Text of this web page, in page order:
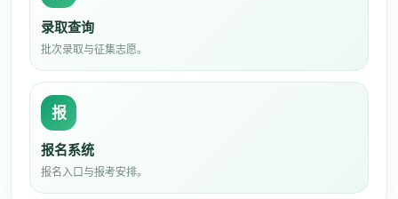
录取查询
批次录取与征集志愿。
报
报名系统
报名入口与报考安排。